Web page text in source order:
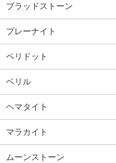
ブラッドストーン
プレーナイト
ペリドット
ベリル
ヘマタイト
マラカイト
ムーンストーン